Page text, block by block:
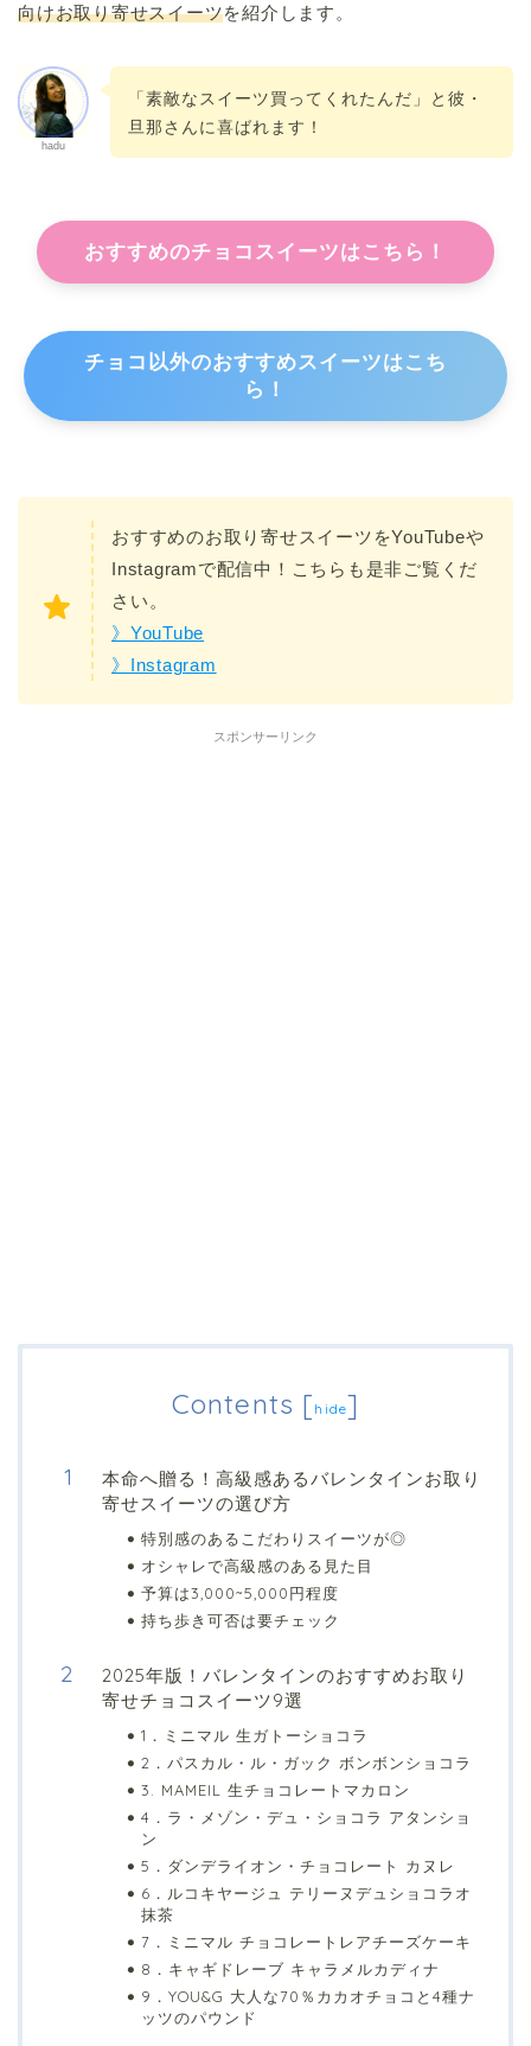
向けお取り寄せスイーツを紹介します。
hadu
「素敵なスイーツ買ってくれたんだ」と彼・
旦那さんに喜ばれます！
おすすめのチョコスイーツはこちら！
チョコ以外のおすすめスイーツはこち
ら！
おすすめのお取り寄せスイーツをYouTubeや
Instagramで配信中！こちらも是非ご覧くだ
さい。
》YouTube
》Instagram
スポンサーリンク
Contents [hide]
本命へ贈る！高級感あるバレンタインお取り
寄せスイーツの選び方
特別感のあるこだわりスイーツが◎
オシャレで高級感のある見た目
予算は3,000~5,000円程度
持ち歩き可否は要チェック
2025年版！バレンタインのおすすめお取り
寄せチョコスイーツ9選
1．ミニマル 生ガトーショコラ
2．パスカル・ル・ガック ボンボンショコラ
3. MAMEIL 生チョコレートマカロン
4．ラ・メゾン・デュ・ショコラ アタンショ
ン
5．ダンデライオン・チョコレート カヌレ
6．ルコキヤージュ テリーヌデュショコラオ
抹茶
7．ミニマル チョコレートレアチーズケーキ
8．キャギドレーブ キャラメルカディナ
9．YOU&G 大人な70％カカオチョコと4種ナ
ッツのパウンド